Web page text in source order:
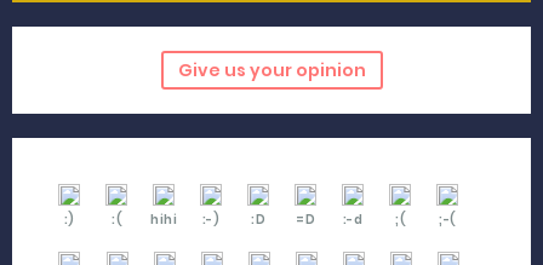
Give us your opinion
:) :( hihi :-) :D =D :-d ;( ;-(